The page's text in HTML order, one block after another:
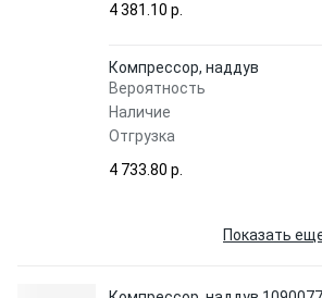
4 381.10 p.
Компрессор, наддув
Вероятность
Наличие
Отгрузка
4 733.80 p.
Показать